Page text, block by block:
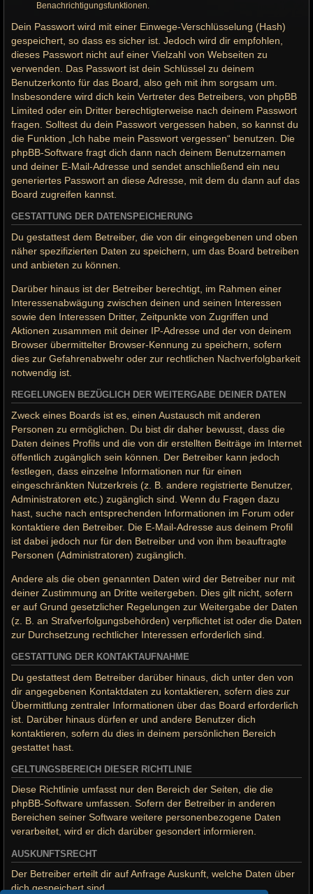
Benachrichtigungsfunktionen.
Dein Passwort wird mit einer Einwege-Verschlüsselung (Hash)
gespeichert, so dass es sicher ist. Jedoch wird dir empfohlen,
dieses Passwort nicht auf einer Vielzahl von Webseiten zu
verwenden. Das Passwort ist dein Schlüssel zu deinem
Benutzerkonto für das Board, also geh mit ihm sorgsam um.
Insbesondere wird dich kein Vertreter des Betreibers, von phpBB
Limited oder ein Dritter berechtigterweise nach deinem Passwort
fragen. Solltest du dein Passwort vergessen haben, so kannst du
die Funktion „Ich habe mein Passwort vergessen“ benutzen. Die
phpBB-Software fragt dich dann nach deinem Benutzernamen
und deiner E-Mail-Adresse und sendet anschließend ein neu
generiertes Passwort an diese Adresse, mit dem du dann auf das
Board zugreifen kannst.
GESTATTUNG DER DATENSPEICHERUNG
Du gestattest dem Betreiber, die von dir eingegebenen und oben
näher spezifizierten Daten zu speichern, um das Board betreiben
und anbieten zu können.
Darüber hinaus ist der Betreiber berechtigt, im Rahmen einer
Interessenabwägung zwischen deinen und seinen Interessen
sowie den Interessen Dritter, Zeitpunkte von Zugriffen und
Aktionen zusammen mit deiner IP-Adresse und der von deinem
Browser übermittelter Browser-Kennung zu speichern, sofern
dies zur Gefahrenabwehr oder zur rechtlichen Nachverfolgbarkeit
notwendig ist.
REGELUNGEN BEZÜGLICH DER WEITERGABE DEINER DATEN
Zweck eines Boards ist es, einen Austausch mit anderen
Personen zu ermöglichen. Du bist dir daher bewusst, dass die
Daten deines Profils und die von dir erstellten Beiträge im Internet
öffentlich zugänglich sein können. Der Betreiber kann jedoch
festlegen, dass einzelne Informationen nur für einen
eingeschränkten Nutzerkreis (z. B. andere registrierte Benutzer,
Administratoren etc.) zugänglich sind. Wenn du Fragen dazu
hast, suche nach entsprechenden Informationen im Forum oder
kontaktiere den Betreiber. Die E-Mail-Adresse aus deinem Profil
ist dabei jedoch nur für den Betreiber und von ihm beauftragte
Personen (Administratoren) zugänglich.
Andere als die oben genannten Daten wird der Betreiber nur mit
deiner Zustimmung an Dritte weitergeben. Dies gilt nicht, sofern
er auf Grund gesetzlicher Regelungen zur Weitergabe der Daten
(z. B. an Strafverfolgungsbehörden) verpflichtet ist oder die Daten
zur Durchsetzung rechtlicher Interessen erforderlich sind.
GESTATTUNG DER KONTAKTAUFNAHME
Du gestattest dem Betreiber darüber hinaus, dich unter den von
dir angegebenen Kontaktdaten zu kontaktieren, sofern dies zur
Übermittlung zentraler Informationen über das Board erforderlich
ist. Darüber hinaus dürfen er und andere Benutzer dich
kontaktieren, sofern du dies in deinem persönlichen Bereich
gestattet hast.
GELTUNGSBEREICH DIESER RICHTLINIE
Diese Richtlinie umfasst nur den Bereich der Seiten, die die
phpBB-Software umfassen. Sofern der Betreiber in anderen
Bereichen seiner Software weitere personenbezogene Daten
verarbeitet, wird er dich darüber gesondert informieren.
AUSKUNFTSRECHT
Der Betreiber erteilt dir auf Anfrage Auskunft, welche Daten über
dich gespeichert sind.